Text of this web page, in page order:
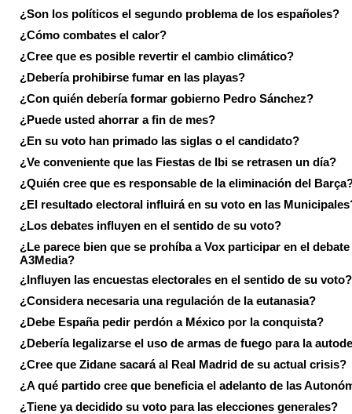
¿Son los políticos el segundo problema de los españoles?
¿Cómo combates el calor?
¿Cree que es posible revertir el cambio climático?
¿Debería prohibirse fumar en las playas?
¿Con quién debería formar gobierno Pedro Sánchez?
¿Puede usted ahorrar a fin de mes?
¿En su voto han primado las siglas o el candidato?
¿Ve conveniente que las Fiestas de Ibi se retrasen un día?
¿Quién cree que es responsable de la eliminación del
¿El resultado electoral influirá en su voto en las
¿Los debates influyen en el sentido de su voto?
¿Le parece bien que se prohíba a Vox participar en el debate
A3Media?
¿Influyen las encuestas electorales en el sentido de su voto?
¿Considera necesaria una regulación de la eutanasia?
¿Debe España pedir perdón a México por la conquista?
¿Debería legalizarse el uso de armas de fuego para la
¿Cree que Zidane sacará al Real Madrid de su actual crisis?
¿A qué partido cree que beneficia el adelanto de las
¿Tiene ya decidido su voto para las elecciones generales?